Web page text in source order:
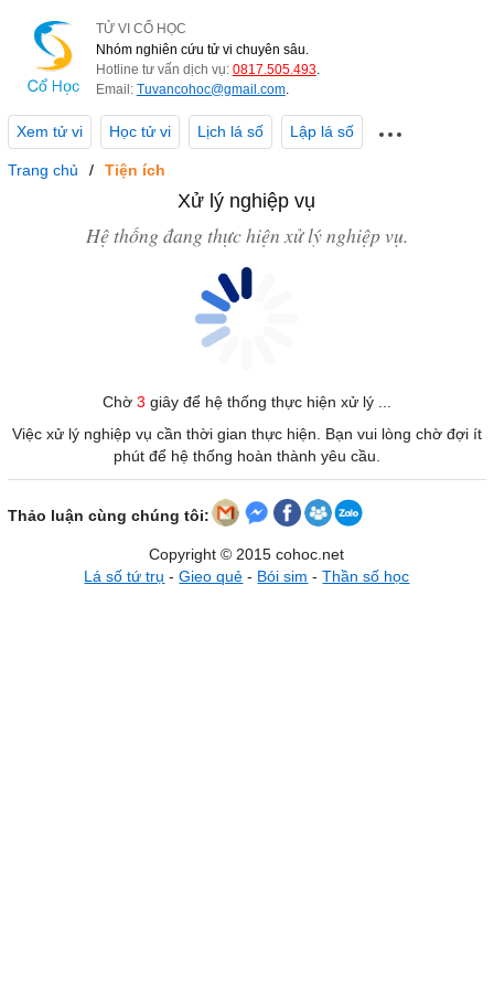
TỬ VI CỔ HỌC
Nhóm nghiên cứu tử vi chuyên sâu.
Hotline tư vấn dịch vụ: 0817.505.493.
Email: Tuvancohoc@gmail.com.
Xem tử vi Học tử vi Lịch lá số Lập lá số
Trang chủ Tiện ích
Xử lý nghiệp vụ
Hệ thống đang thực hiện xử lý nghiệp vụ.
Chờ 3 giây để hệ thống thực hiện xử lý ...
Việc xử lý nghiệp vụ cần thời gian thực hiện. Bạn vui lòng chờ đợi ít
phút để hệ thống hoàn thành yêu cầu.
Thảo luận cùng chúng tôi:
Copyright © 2015 cohoc.net
Lá số tứ trụ -Gieo quẻ - Bói sim -Thần số học